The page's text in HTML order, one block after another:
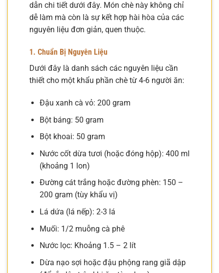
dẫn chi tiết dưới đây. Món chè này không chỉ
dễ làm mà còn là sự kết hợp hài hòa của các
nguyên liệu đơn giản, quen thuộc.
1. Chuẩn Bị Nguyên Liệu
Dưới đây là danh sách các nguyên liệu cần
thiết cho một khẩu phần chè từ 4-6 người ăn:
Đậu xanh cà vỏ: 200 gram
Bột báng: 50 gram
Bột khoai: 50 gram
Nước cốt dừa tươi (hoặc đóng hộp): 400 ml
(khoảng 1 lon)
Đường cát trắng hoặc đường phèn: 150 –
200 gram (tùy khẩu vị)
Lá dứa (lá nếp): 2-3 lá
Muối: 1/2 muỗng cà phê
Nước lọc: Khoảng 1.5 – 2 lít
Dừa nạo sợi hoặc đậu phộng rang giã dập